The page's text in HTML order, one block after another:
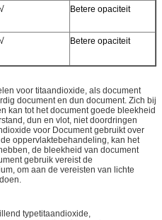
√ Betere opaciteit
√ Betere opaciteit
voor titaandioxide, als document
document en dun document. Zich bij
kan tot het document goede bleekheid
dun en vlot, niet doordringen
voor Document gebruikt over
oppervlaktebehandeling, kan het
de bleekheid van document
gebruik vereist de
om aan de vereisten van lichte
typetitaandioxide,